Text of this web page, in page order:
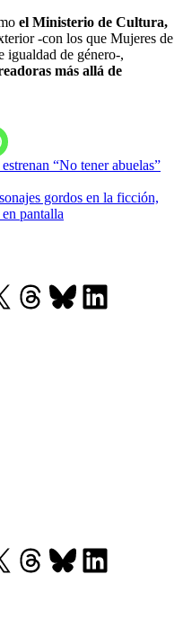
el Ministerio de Cultura,
-con los que Mujeres de
igualdad de género-,
más allá de
“No tener abuelas”
gordos en la ficción,
pantalla
Threads
Bluesky
Threads
Bluesky